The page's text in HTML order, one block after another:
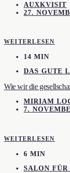
AUXKVISIT
27.
WEITERLESEN
14 MIN
DAS GUTE
Wie wir die
MIRIAM
7.
WEITERLESEN
6 MIN
SALON FÜR